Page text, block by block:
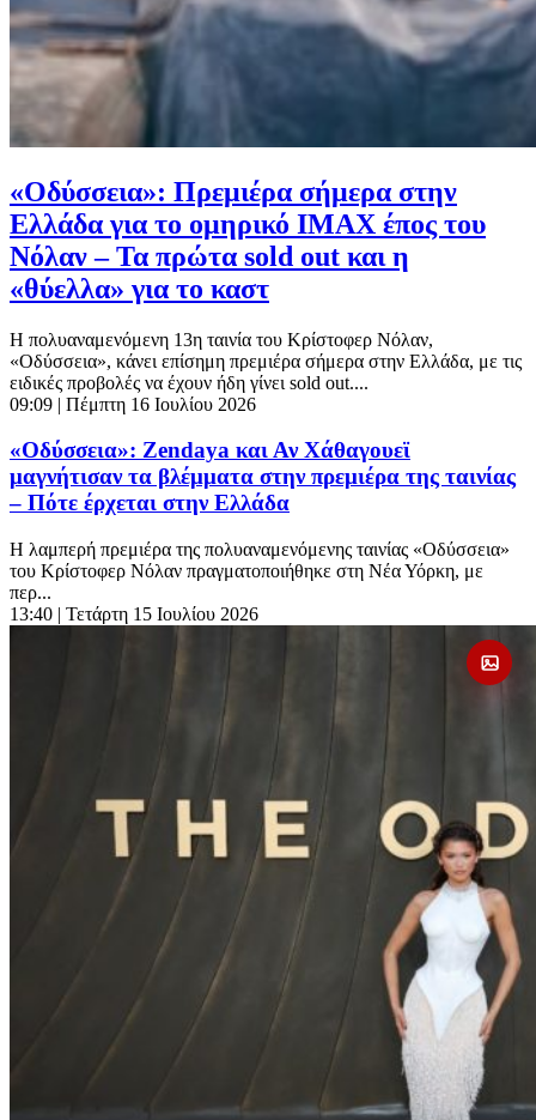
«Οδύσσεια»: Πρεμιέρα σήμερα στην
Ελλάδα για το ομηρικό IMAX έπος του
Νόλαν – Τα πρώτα sold out και η
«θύελλα» για το καστ
Η πολυαναμενόμενη 13η ταινία του Κρίστοφερ Νόλαν,
«Οδύσσεια», κάνει επίσημη πρεμιέρα σήμερα στην Ελλάδα, με τις
ειδικές προβολές να έχουν ήδη γίνει sold out....
09:09 | Πέμπτη 16 Ιουλίου 2026
«Οδύσσεια»: Zendaya και Αν Χάθαγουεϊ
μαγνήτισαν τα βλέμματα στην πρεμιέρα της ταινίας
– Πότε έρχεται στην Ελλάδα
Η λαμπερή πρεμιέρα της πολυαναμενόμενης ταινίας «Οδύσσεια»
του Κρίστοφερ Νόλαν πραγματοποιήθηκε στη Νέα Υόρκη, με
περ...
13:40 | Τετάρτη 15 Ιουλίου 2026